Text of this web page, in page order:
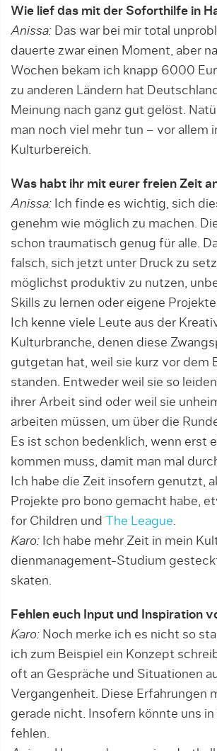
Wie lief das mit der Soforthilfe in
Anissa: Das war bei mir total
dauerte zwar einen Moment, aber
Wochen bekam ich knapp 6000
zu anderen Ländern hat
Meinung nach ganz gut gelöst.
man noch viel mehr tun – vor allem
Kulturbereich.
Was habt ihr mit eurer freien Zeit
Anissa: Ich finde es wichtig, sich
genehm wie möglich zu machen.
schon traumatisch genug für alle.
falsch, sich jetzt unter Druck zu
mög­lichst produktiv zu nutzen,
Skills zu lernen oder eigene
Ich ken­­ne viele Leute aus der
Kulturbranche, denen diese
gutgetan hat, weil sie kurz vor dem
standen. Entweder weil sie so
ihrer Arbeit sind oder weil sie
arbeiten müssen, um über die
Es ist schon bedenklich, wenn erst
kommen muss, damit man mal
Ich habe die Zeit insofern genutzt,
Projekte pro bono gemacht habe,
for Children und
The League.
Karo: Ich habe mehr Zeit in mein
dien­management-Studium
skaten.
Fehlen euch Input und Inspiration
Karo: Noch merke ich es nicht so
ich zum Beispiel ein Konzept
oft an Gespräche und Situationen
Vergangenheit. Diese Erfahrungen
gerade nicht. Insofern könnte uns
fehlen.